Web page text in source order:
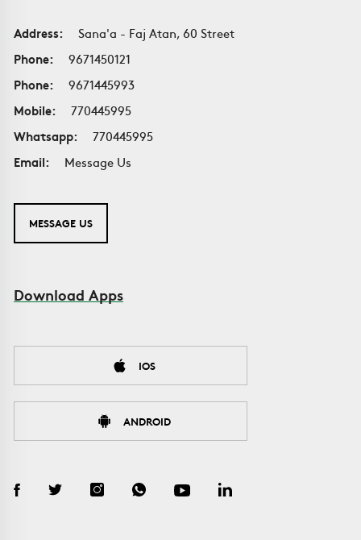
Address:
Sana'a - Faj Atan, 60 Street
Phone:
9671450121
Phone:
9671445993
Mobile:
770445995
Whatsapp:
770445995
Email:
Message Us
MESSAGE US
Download Apps
IOS
ANDROID